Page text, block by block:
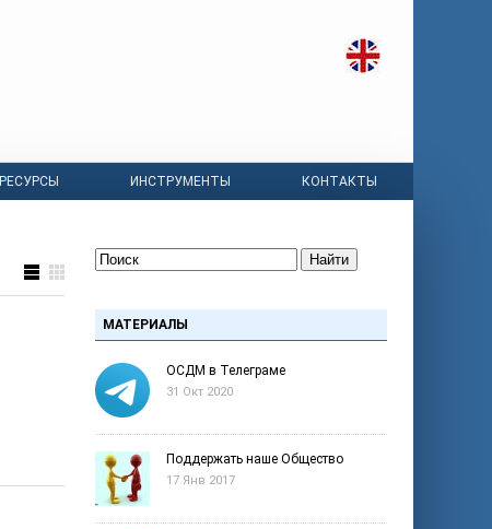
РЕСУРСЫ ИНСТРУМЕНТЫ КОНТАКТЫ
Найти
МАТЕРИАЛЫ
ОСДМ в Телеграме
31 Окт 2020
Поддержать наше Общество
17 Янв 2017